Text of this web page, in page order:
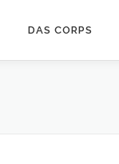
DAS CORPS